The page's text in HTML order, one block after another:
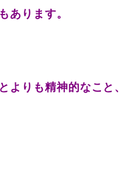
ります。
りも精神的なこと、